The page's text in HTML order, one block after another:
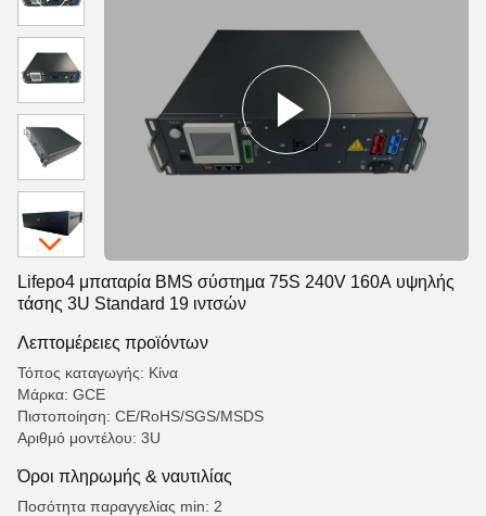
Lifepo4 μπαταρία BMS σύστημα 75S 240V 160A υψηλής
τάσης 3U Standard 19 ιντσών
Λεπτομέρειες προϊόντων
Τόπος καταγωγής: Κίνα
Μάρκα: GCE
Πιστοποίηση: CE/RoHS/SGS/MSDS
Αριθμό μοντέλου: 3U
Όροι πληρωμής & ναυτιλίας
Ποσότητα παραγγελίας min: 2